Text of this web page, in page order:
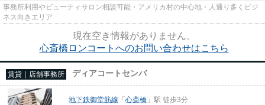
事務所利用やビューティサロン相談可能・アメリカ村の中心地・人通り多くビジ
ネス向きエリア
現在空き情報がありません。
心斎橋ロンコートへのお問い合わせはこちら
賃貸｜店舗事務所 ディアコートセンバ
地下鉄御堂筋線 「心斎橋 」駅 徒歩3分